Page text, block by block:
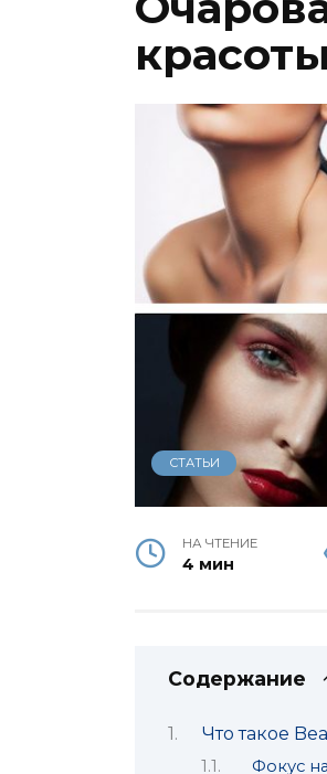
СТАТЬИ
НА ЧТЕНИЕ
4 мин
Содержание
Что такое
Фокус